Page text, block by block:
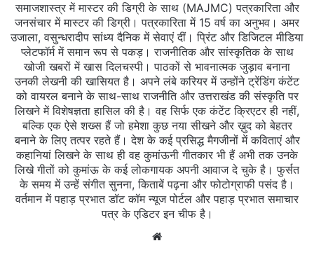
समाजशास्त्र में मास्टर की डिग्री के साथ (MAJMC) पत्रकारिता और
जनसंचार में मास्टर की डिग्री। पत्रकारिता में 15 वर्ष का अनुभव। अमर
उजाला, वसुन्धरादीप सांध्य दैनिक में सेवाएं दीं। प्रिंट और डिजिटल मीडिया
प्लेटफॉर्म में समान रूप से पकड़। राजनीतिक और सांस्कृतिक के साथ
खोजी खबरों में खास दिलचस्‍पी। पाठकों से भावनात्मक जुड़ाव बनाना
उनकी लेखनी की खासियत है। अपने लंबे करियर में उन्होंने ट्रेंडिंग कंटेंट
को वायरल बनाने के साथ-साथ राजनीति और उत्तराखंड की संस्कृति पर
लिखने में विशेषज्ञता हासिल की है। वह सिर्फ एक कंटेंट क्रिएटर ही नहीं,
बल्कि एक ऐसे शख्स हैं जो हमेशा कुछ नया सीखने और ख़ुद को बेहतर
बनाने के लिए तत्पर रहते हैं। देश के कई प्रसिद्ध मैगजीनों में कविताएं और
कहानियां लिखने के साथ ही वह कुमांऊनी गीतकार भी हैं अभी तक उनके
लिखे गीतों को कुमांऊ के कई लोकगायक अपनी आवाज दे चुके है। फुर्सत
के समय में उन्हें संगीत सुनना, किताबें पढ़ना और फोटोग्राफी पसंद है।
वर्तमान में पहाड़ प्रभात डॉट कॉम न्यूज पोर्टल और पहाड़ प्रभात समाचार
पत्र के एडिटर इन चीफ है।
Website